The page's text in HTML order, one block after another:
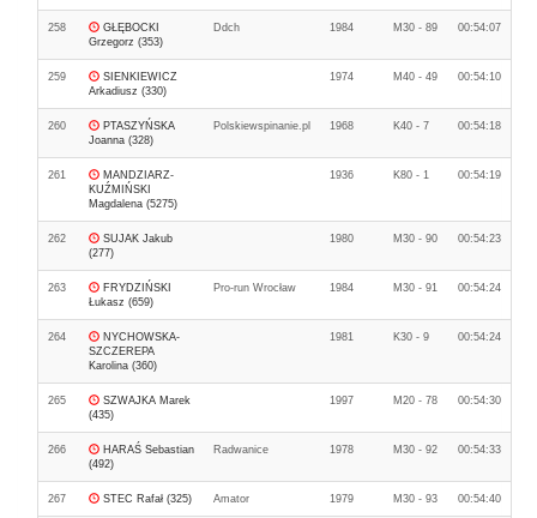
258
GŁĘBOCKI
Grzegorz (353)
Ddch 1984 M30 - 89 00:54:07
259
SIENKIEWICZ
Arkadiusz (330)
1974 M40 - 49 00:54:10
260
PTASZYŃSKA
Joanna (328)
Polskiewspinanie.pl 1968 K40 - 7 00:54:18
261
MANDZIARZ-
KUŹMIŃSKI
Magdalena (5275)
1936 K80 - 1 00:54:19
262
SUJAK Jakub
(277)
1980 M30 - 90 00:54:23
263
FRYDZIŃSKI
Łukasz (659)
Pro-run Wrocław 1984 M30 - 91 00:54:24
264
NYCHOWSKA-
SZCZEREPA
Karolina (360)
1981 K30 - 9 00:54:24
265
SZWAJKA Marek
(435)
1997 M20 - 78 00:54:30
266
HARAŚ Sebastian
(492)
Radwanice 1978 M30 - 92 00:54:33
267 STEC Rafał (325) Amator 1979 M30 - 93 00:54:40